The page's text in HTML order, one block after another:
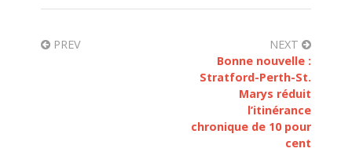
PREV
NEXT
Bonne nouvelle :
Stratford-Perth-St.
Marys réduit
l’itinérance
chronique de 10 pour
cent